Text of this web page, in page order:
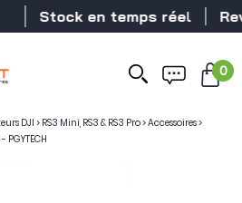
Stock en temps réel
0
DJI > RS3 Mini, RS3 & RS3 Pro>Accessoires>